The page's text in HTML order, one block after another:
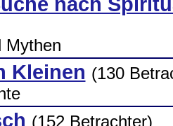
Mythen
Kleinen (130
(152 Betrachter)